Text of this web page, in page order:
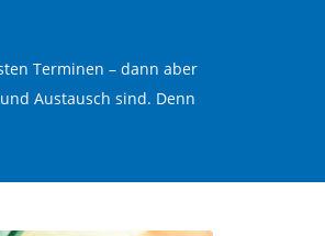
Terminen – dann aber
Austausch sind. Denn